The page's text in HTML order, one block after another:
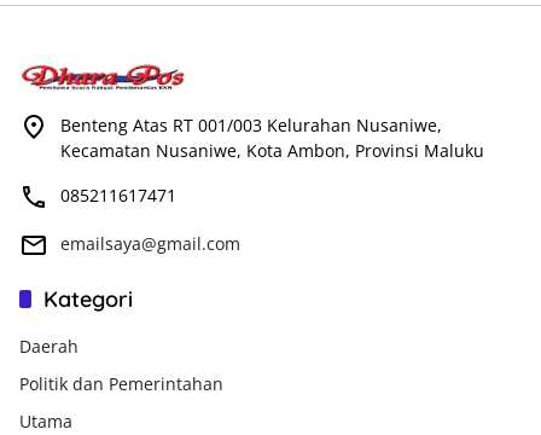
Benteng Atas RT 001/003 Kelurahan Nusaniwe,
Kecamatan Nusaniwe, Kota Ambon, Provinsi Maluku
085211617471
emailsaya@gmail.com
Kategori
Daerah
Politik dan Pemerintahan
Utama